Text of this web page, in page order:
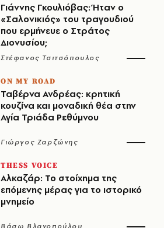
Γιάννης Γκουλιόβας: Ήταν ο
«Σαλονικιός» του τραγουδιού
που ερμήνευε ο Στράτος
Διονυσίου;
Στέφανος Τσιτσόπουλος
ON MY ROAD
Ταβέρνα Ανδρέας: κρητική
κουζίνα και μοναδική θέα στην
Αγία Τριάδα Ρεθύμνου
Γιώργος Ζαρζώνης
THESS VOICE
Αλκαζάρ: Το στοίχημα της
επόμενης μέρας για το ιστορικό
μνημείο
Βάσω Βλαχοπούλου